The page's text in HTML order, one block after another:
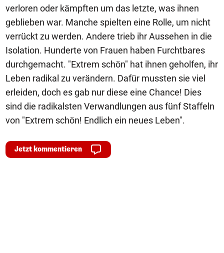
verloren oder kämpften um das letzte, was ihnen
geblieben war. Manche spielten eine Rolle, um nicht
verrückt zu werden. Andere trieb ihr Aussehen in die
Isolation. Hunderte von Frauen haben Furchtbares
durchgemacht. "Extrem schön" hat ihnen geholfen, ihr
Leben radikal zu verändern. Dafür mussten sie viel
erleiden, doch es gab nur diese eine Chance! Dies
sind die radikalsten Verwandlungen aus fünf Staffeln
von "Extrem schön! Endlich ein neues Leben".
Jetzt kommentieren